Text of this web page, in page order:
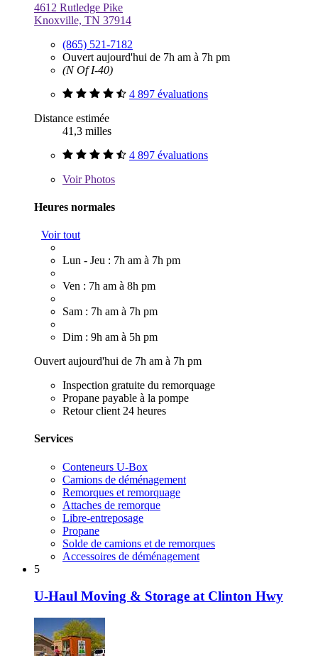
4612 Rutledge Pike
Knoxville, TN 37914
(865) 521-7182
Ouvert aujourd'hui de 7h am à 7h pm
(N Of I-40)
4 897 évaluations
Distance estimée
41,3 milles
4 897 évaluations
VoirPhotos
Heures normales
Voir tout
Lun - Jeu : 7h am à 7h pm
Ven : 7h am à 8h pm
Sam : 7h am à 7h pm
Dim : 9h am à 5h pm
Ouvert aujourd'hui de 7h am à 7h pm
Inspection gratuite du remorquage
Propane payable à la pompe
Retour client 24 heures
Services
Conteneurs U-Box
Camions de déménagement
Remorques et remorquage
Attaches de remorque
Libre-entreposage
Propane
Solde de camions et de remorques
Accessoires de déménagement
5
U-Haul Moving & Storage at Clinton Hwy